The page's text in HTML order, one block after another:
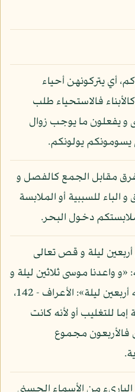
أي يتركونهن أحياء
فالاستحياء طلب
و يفعلون ما يوجب زوال
يسومونكم يولونكم.
مقابل الجمع كالفصل و
الباء للسببية أو الملابسة
دخول البحر.
ليلة و قص تعالى
واعدنا موسى ثلاثين ليلة و
أتممناها بعشر فتم ميقات ربه أربعين ليلة»: الأعراف - 142،
للتغليب أو لأنه كانت
فالأربعون مجموع